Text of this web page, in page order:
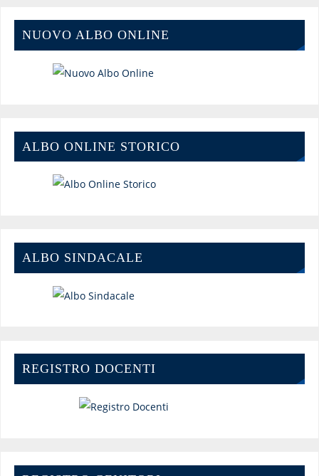
NUOVO ALBO ONLINE
ALBO ONLINE STORICO
ALBO SINDACALE
REGISTRO DOCENTI